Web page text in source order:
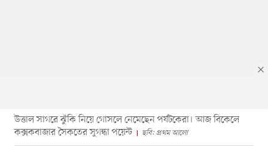
উত্তাল সাগরে ঝুঁকি নিয়ে গোসলে নেমেছেন পর্যটকেরা। আজ বিকেলে
কক্সকবাজার সৈকতের সুগন্ধা পয়েন্ট
ছবি: প্রথম আলো